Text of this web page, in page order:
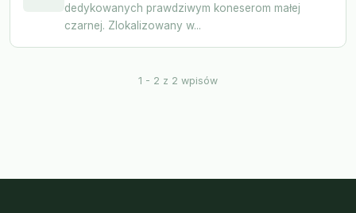
dedykowanych prawdziwym koneserom małej
czarnej. Zlokalizowany w...
1 - 2 z 2 wpisów